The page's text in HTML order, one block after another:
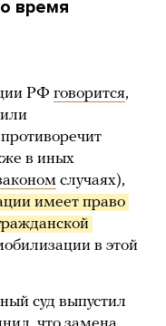
время
РФ говорится,
в иных
случаях),
имеет право
в этой
суд выпустил